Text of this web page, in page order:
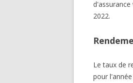
2022.
Le taux de
pour